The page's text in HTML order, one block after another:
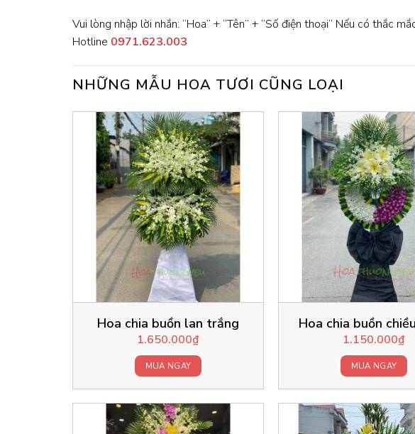
Vui lòng nhập lời nhắn: “Hoa” + “Tên” + “Số điện thoại” Nếu có thắc
Hotline 0971.623.003
NHỮNG MẪU HOA TƯƠI CŨNG LOẠI
Hoa chia buồn lan trắng
1.650.000₫
MUA NGAY
Hoa chia buồn
1.150.000₫
MUA NGAY